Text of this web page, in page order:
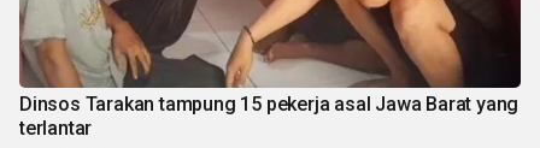
Dinsos Tarakan tampung 15 pekerja asal Jawa Barat yang
terlantar